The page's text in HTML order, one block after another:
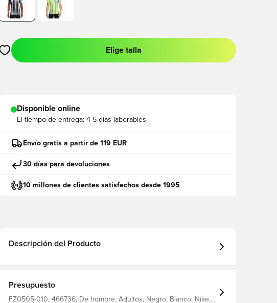
Abre un modal para iniciar sesión o registrarse como miembro
Elige talla
Disponible online
El tiempo de entrega: 4-5 días laborables
Envío gratis a partir de 119 EUR
30 días para devoluciones
10 millones de clientes satisfechos desde 1995
Descripción del Producto
Presupuesto
FZ0505-010, 466736, De hombre, Adultos, Negro, Blanco, Nike,